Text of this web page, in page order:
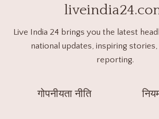
Live India 24 brings you the latest
national updates, inspiring stories,
reporting.
गोपनीयता नीति